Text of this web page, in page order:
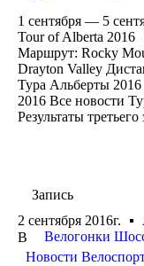
1 сентября — 5
Tour of Alberta 2016
Маршрут: Rocky
Drayton Valley
Тура Альберты
2016 Все новости
Результаты
Запись
2 сентября 2016г.
В
Велогонки
Новости